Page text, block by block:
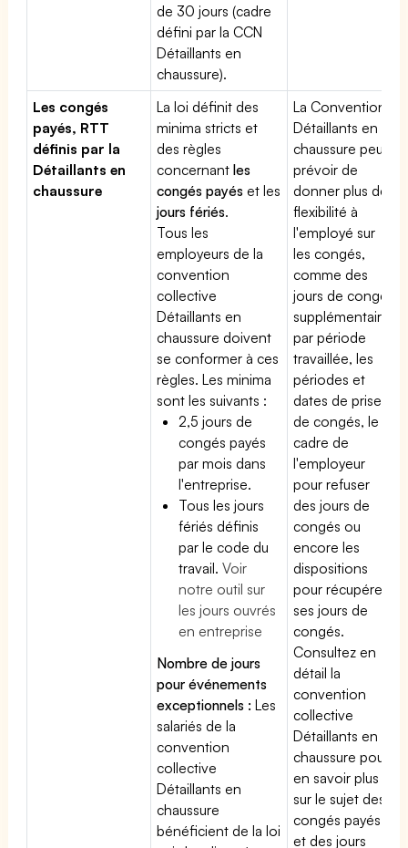
de 30 jours (cadre
défini par la CCN
Détaillants en
chaussure).
Les congés
payés, RTT
définis par la
Détaillants en
chaussure
La loi définit des
minima stricts et
des règles
concernantles
congés payés et les
jours fériés.
Tous les
employeurs de la
convention
collective
Détaillants en
chaussure doivent
se conformer à ces
règles. Les minima
sont les suivants :
2,5 jours de
congés payés
par mois dans
l'entreprise.
Tous les jours
fériés définis
par le code du
travail.Voir
notre outil sur
les jours ouvrés
en entreprise
Nombre de jours
pour événements
exceptionnels : Les
salariés de la
convention
collective
Détaillants en
chaussure
bénéficient de la loi
La Convention
Détaillants en
chaussure peut
prévoir de
donner plus de
flexibilité à
l'employé sur
les congés,
comme des
jours de congé
supplémentaires
par période
travaillée, les
périodes et
dates de prise
de congés, le
cadre de
l'employeur
pour refuser
des jours de
congés ou
encore les
dispositions
pour récupérer
ses jours de
congés.
Consultez en
détail la
convention
collective
Détaillants en
chaussure pour
en savoir plus
sur le sujet des
congés payés
et des jours